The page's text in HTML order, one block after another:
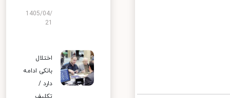
1405/04/
اختلال
بانکی ادامه
دارد /